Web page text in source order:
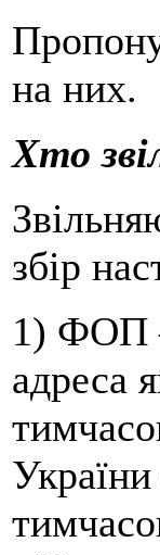
на них.
Хто
збір
1) ФОП –
адреса